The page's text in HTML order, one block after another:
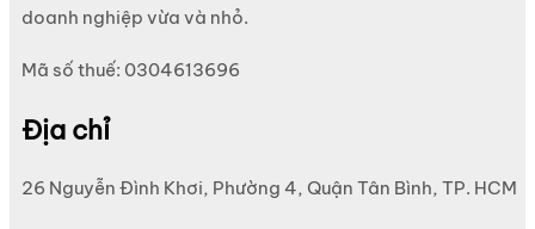
doanh nghiệp vừa và nhỏ.
Mã số thuế: 0304613696
Địa chỉ
26 Nguyễn Đình Khơi, Phường 4, Quận Tân Bình, TP. HCM